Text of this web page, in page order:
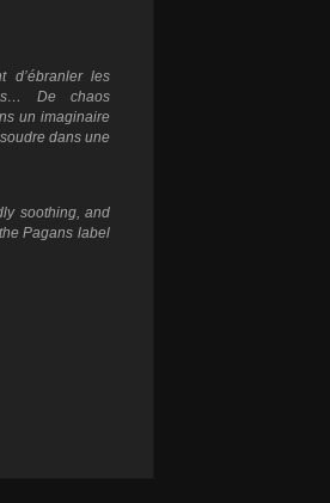
d’ébranler les
De chaos
un imaginaire
dans une
soothing, and
Pagans label